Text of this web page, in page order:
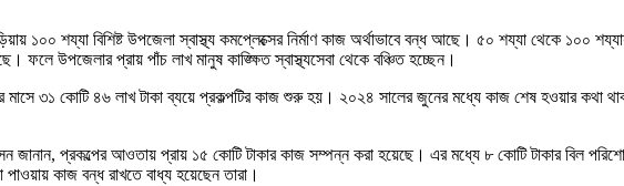
১০০ শয্যা বিশিষ্ট উপজেলা স্বাস্থ্য কমপ্লেক্সের নির্মাণ কাজ অর্থাভাবে বন্ধ আছে। ৫০ শয্যা থেকে ১০০
ফলে উপজেলার প্রায় পাঁচ লাখ মানুষ কাঙ্ক্ষিত স্বাস্থ্যসেবা থেকে বঞ্চিত হচ্ছেন।
মাসে ৩১ কোটি ৪৬ লাখ টাকা ব্যয়ে প্রকল্পটির কাজ শুরু হয়। ২০২৪ সালের জুনের মধ্যে কাজ শেষ হওয়ার কথা
হোসেন জানান, প্রকল্পের আওতায় প্রায় ১৫ কোটি টাকার কাজ সম্পন্ন করা হয়েছে। এর মধ্যে ৮ কোটি টাকার বিল
কাজ বন্ধ রাখতে বাধ্য হয়েছেন তারা।